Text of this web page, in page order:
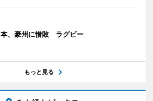
本、豪州に惜敗 ラグビー
もっと見る